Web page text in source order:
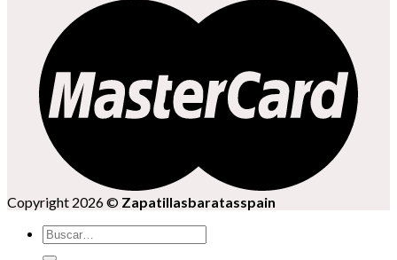
Copyright 2026 © Zapatillasbaratasspain
Buscar
por: